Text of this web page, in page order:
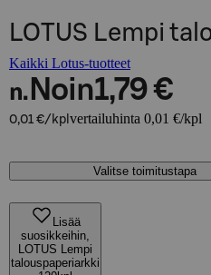
LOTUS Lempi
Kaikki Lotus-tuotteet
n. Noin1,79 €
0,01 €/kpl vertailuhinta 0,01 €/kpl
Valitse toimitustapa
Lisää
suosikkeihin,
LOTUS Lempi
talouspaperiarkki